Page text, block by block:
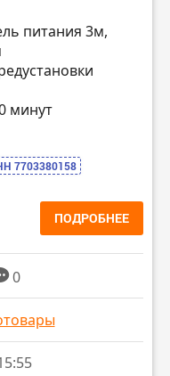
питания 3м,
минут
7703380158
ПОДРОБНЕЕ
0